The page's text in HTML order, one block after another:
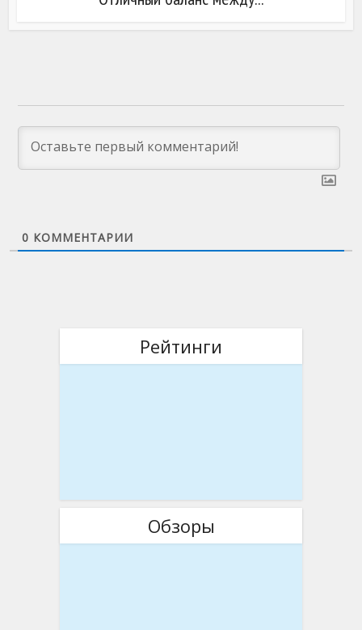
0 КОММЕНТАРИИ
Рейтинги
Обзоры